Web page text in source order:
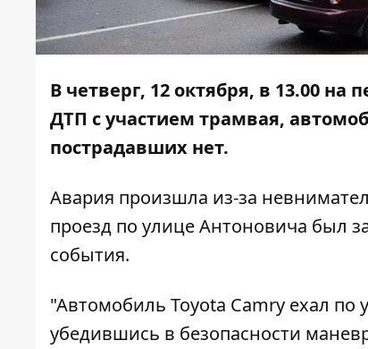
В четверг, 12 октября, в 13.00
ДТП с участием трамвая,
пострадавших нет.
Авария произшла из-за
проезд по улице Антоновича был
события.
"Автомобиль Toyota Camry ехал
убедившись в безопасности